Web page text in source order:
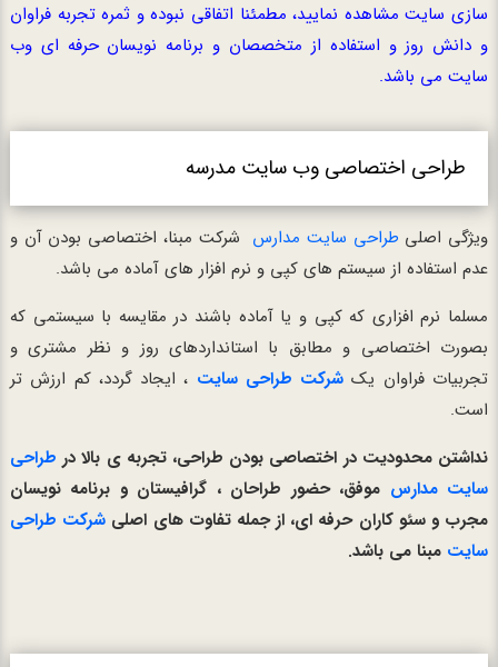
سازی سایتمشاهده نمایید، مطمئنا اتفاقی نبوده و ثمره تجربه فراوان
و دانش روز و استفاده از متخصصان و برنامه نویسان حرفه ای وب
سایت می باشد.
طراحی اختصاصی وب سایت مدرسه
ویژگی اصلی طراحی سایت مدارس شرکت مبنا، اختصاصی بودن آن و
عدم استفاده از سیستم های کپی و نرم افزار های آماده می باشد.
مسلما نرم افزاری که کپی و یا آماده باشند در مقایسه با سیستمی که
بصورت اختصاصی و مطابق با استانداردهای روز و نظر مشتری و
تجربیات فراوان یک شرکت طراحی سایت ، ایجاد گردد، کم ارزش تر
است.
نداشتن محدودیت در اختصاصی بودن طراحی، تجربه ی بالا در طراحی
سایت مدارس موفق، حضور طراحان ، گرافیستان و برنامه نویسان
مجرب و سئو کاران حرفه ای، از جمله تفاوت های اصلی شرکت طراحی
سایت مبنا می باشد.